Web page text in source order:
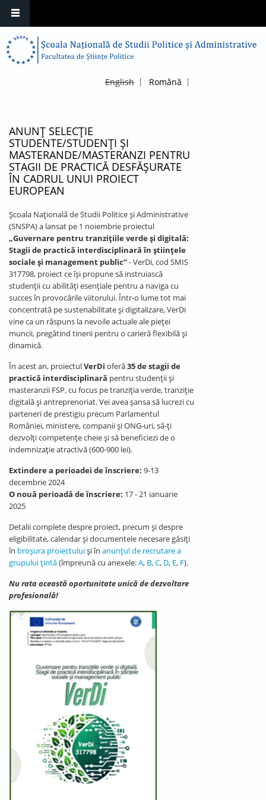
English Română
ANUNȚ SELECȚIE
STUDENTE/STUDENȚI ȘI
MASTERANDE/MASTERANZI PENTRU
STAGII DE PRACTICĂ DESFĂȘURATE
ÎN CADRUL UNUI PROIECT
EUROPEAN
Școala Națională de Studii Politice și Administrative
(SNSPA) a lansat pe 1 noiembrie proiectul
„Guvernare pentru tranzițiile verde și digitală:
Stagii de practică interdisciplinară în științele
sociale și management public”- VerDi, cod SMIS
317798, proiect ce își propune să instruiască
studenții cu abilități esențiale pentru a naviga cu
succes în provocările viitorului. Într-o lume tot mai
concentrată pe sustenabilitate și digitalizare, VerDi
vine ca un răspuns la nevoile actuale ale pieței
muncii, pregătind tinerii pentru o carieră flexibilă și
dinamică.
În acest an, proiectulVerDi oferă35 de stagii de
practică interdisciplinară pentru studenții și
masteranzii FSP, cu focus pe tranziția verde, tranziție
digitală și antreprenoriat. Vei avea șansa să lucrezi cu
parteneri de prestigiu precum Parlamentul
României, ministere, companii și ONG-uri, să-ți
dezvolți competențe cheie și să beneficiezi de o
indemnizație atractivă (600-900 lei).
Extindere a perioadei de înscriere: 9-13
decembrie 2024
O nouă perioadă de înscriere: 17 - 21 ianuarie
2025
Detalii complete despre proiect, precum și despre
eligibilitate, calendar și documentele necesare găsiți
în broșura proiectuluiși în anunțul de recrutare a
grupului țintă(împreună cu anexele:A, B,C, D, E, F).
Nu rata această oportunitate unică de dezvoltare
profesională!